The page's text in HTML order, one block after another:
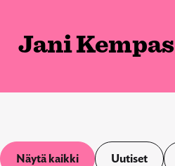
Jani Kempas
Näytä kaikki Uutiset